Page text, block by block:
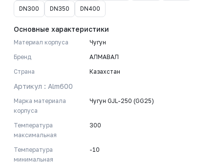
DN300 DN350 DN400
Основные характеристики
Материал корпуса
Чугун
Бренд
АЛМАВАЛ
Страна
Казахстан
Артикул : Alm600
Марка материала
корпуса
Чугун GJL-250 (GG25)
Температура
максимальная
300
Температура
минимальная
-10